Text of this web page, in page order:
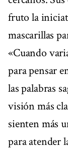
fruto la
mascarillas
«Cuando
para pensar
las palabras
visión más
sienten más
para atender